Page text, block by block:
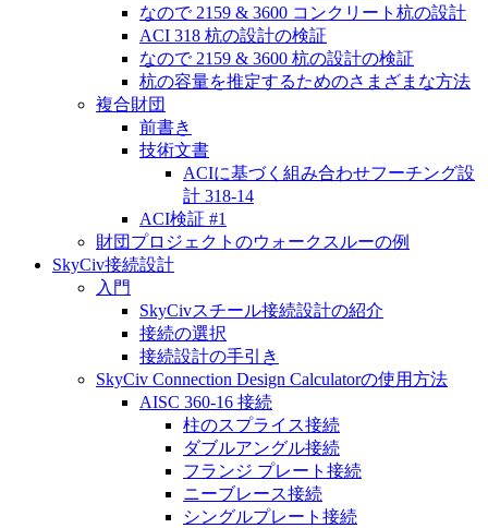
なので 2159 & 3600 コンクリート杭の設計
ACI 318 杭の設計の検証
なので 2159 & 3600 杭の設計の検証
杭の容量を推定するためのさまざまな方法
複合財団
前書き
技術文書
ACIに基づく組み合わせフーチング設
計 318-14
ACI検証 #1
財団プロジェクトのウォークスルーの例
SkyCiv接続設計
入門
SkyCivスチール接続設計の紹介
接続の選択
接続設計の手引き
SkyCiv Connection Design Calculatorの使用方法
AISC 360-16 接続
柱のスプライス接続
ダブルアングル接続
フランジ プレート接続
ニーブレース接続
シングルプレート接続